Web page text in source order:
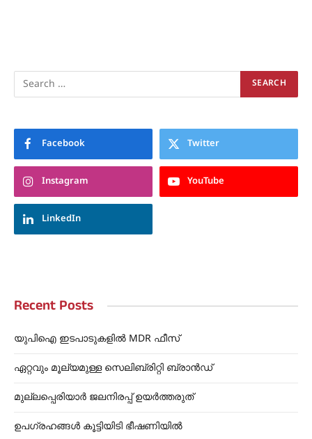
Facebook Twitter
Instagram YouTube
LinkedIn
Recent Posts
യുപിഐ ഇടപാടുകളിൽ MDR ഫീസ്
ഏറ്റവും മൂല്യമുള്ള സെലിബ്രിറ്റി ബ്രാൻഡ്
മുല്ലപ്പെരിയാർ ജലനിരപ്പ് ഉയർത്തരുത്
ഉപഗ്രഹങ്ങൾ കൂട്ടിയിടി ഭീഷണിയിൽ